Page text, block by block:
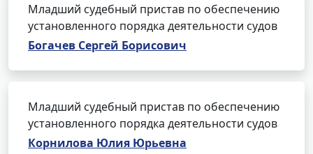
Младший судебный пристав по обеспечению
установленного порядка деятельности судов
Богачев Сергей Борисович
Младший судебный пристав по обеспечению
установленного порядка деятельности судов
Корнилова Юлия Юрьевна